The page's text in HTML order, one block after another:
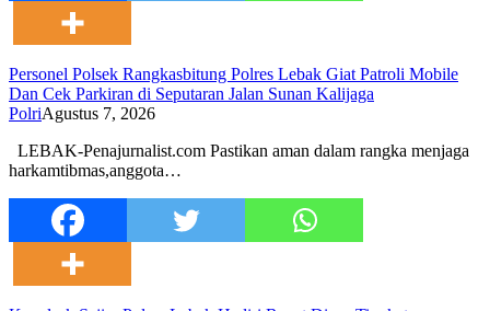
Personel Polsek Rangkasbitung Polres Lebak Giat Patroli Mobile
Dan Cek Parkiran di Seputaran Jalan Sunan Kalijaga
PolriAgustus 7, 2026
LEBAK-Penajurnalist.com Pastikan aman dalam rangka menjaga
harkamtibmas,anggota…